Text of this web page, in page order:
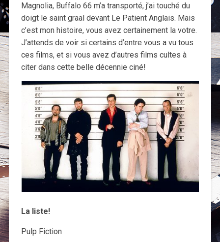
Magnolia, Buffalo 66 m’a transporté, j’ai touché du
doigt le saint graal devant Le Patient Anglais. Mais
c’est mon histoire, vous avez certainement la votre.
J’attends de voir si certains d’entre vous a vu tous
ces films, et si vous avez d’autres films cultes à
citer dans cette belle décennie ciné!
La liste!
Pulp Fiction